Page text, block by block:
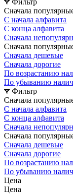
Сначала
С начала алфавита
С конца алфавита
Сначала
Сначала
Сначала дешевые
Сначала дорогие
По возрастанию
По убыванию
Фильтр
Сначала
С начала алфавита
С конца алфавита
Сначала
Сначала
Сначала дешевые
Сначала дорогие
По возрастанию
По убыванию
Цена
Цена